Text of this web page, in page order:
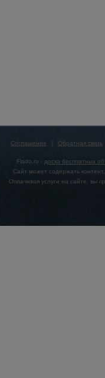
Соглашение | Обратная связь
Flado.ru - доска бесплатных
Сайт может содержать
Оплачивая услуги на сайте, вы